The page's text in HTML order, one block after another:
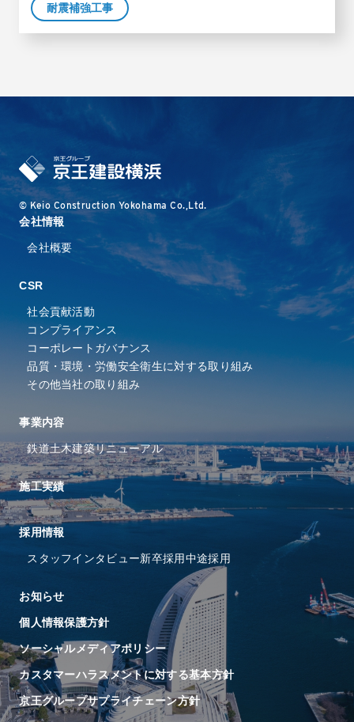
耐震補強工事
© Keio Construction Yokohama Co.,Ltd.
会社情報
会社概要
CSR
社会貢献活動
コンプライアンス
コーポレートガバナンス
品質・環境・労働安全衛⽣に対する取り組み
その他当社の取り組み
事業内容
鉄道土木建築リニューアル
施工実績
採⽤情報
スタッフインタビュー新卒採用中途採用
お知らせ
個人情報保護方針
ソーシャルメディアポリシー
カスタマーハラスメントに対する基本方針
京王グループサプライチェーン方針